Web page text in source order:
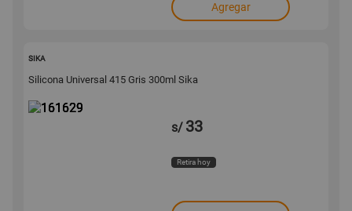
Agregar
SIKA
Silicona Universal 415 Gris 300ml Sika
s/ 33
Retira hoy